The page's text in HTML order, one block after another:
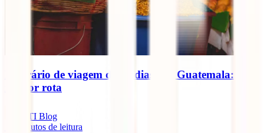
Itinerário de viagem de 15 dias por Guatemala:
melhor rota
IATI Blog
minutos de leitura